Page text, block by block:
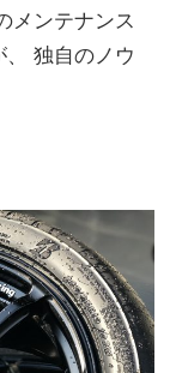
ェ
ー
ニ
メンテナンス
独自のノウ